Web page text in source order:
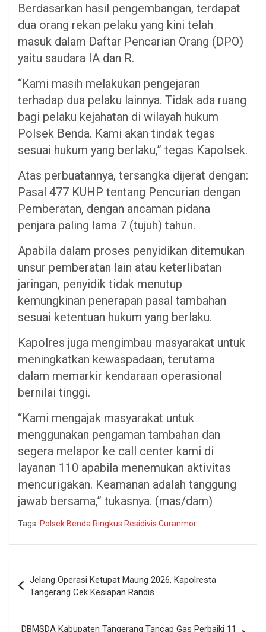
Berdasarkan hasil pengembangan, terdapat
dua orang rekan pelaku yang kini telah
masuk dalam Daftar Pencarian Orang (DPO)
yaitu saudara IA dan R.
“Kami masih melakukan pengejaran
terhadap dua pelaku lainnya. Tidak ada ruang
bagi pelaku kejahatan di wilayah hukum
Polsek Benda. Kami akan tindak tegas
sesuai hukum yang berlaku,” tegas Kapolsek.
Atas perbuatannya, tersangka dijerat dengan:
Pasal 477 KUHP tentang Pencurian dengan
Pemberatan, dengan ancaman pidana
penjara paling lama 7 (tujuh) tahun.
Apabila dalam proses penyidikan ditemukan
unsur pemberatan lain atau keterlibatan
jaringan, penyidik tidak menutup
kemungkinan penerapan pasal tambahan
sesuai ketentuan hukum yang berlaku.
Kapolres juga mengimbau masyarakat untuk
meningkatkan kewaspadaan, terutama
dalam memarkir kendaraan operasional
bernilai tinggi.
“Kami mengajak masyarakat untuk
menggunakan pengaman tambahan dan
segera melapor ke call center kami di
layanan 110 apabila menemukan aktivitas
mencurigakan. Keamanan adalah tanggung
jawab bersama,” tukasnya. (mas/dam)
Tags: Polsek Benda Ringkus Residivis Curanmor
pos
Jelang Operasi Ketupat Maung 2026, Kapolresta
Tangerang Cek Kesiapan Randis
DBMSDA Kabupaten Tangerang Tancap Gas Perbaiki 11